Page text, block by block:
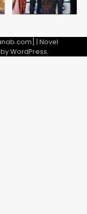
| Novel
WordPress.